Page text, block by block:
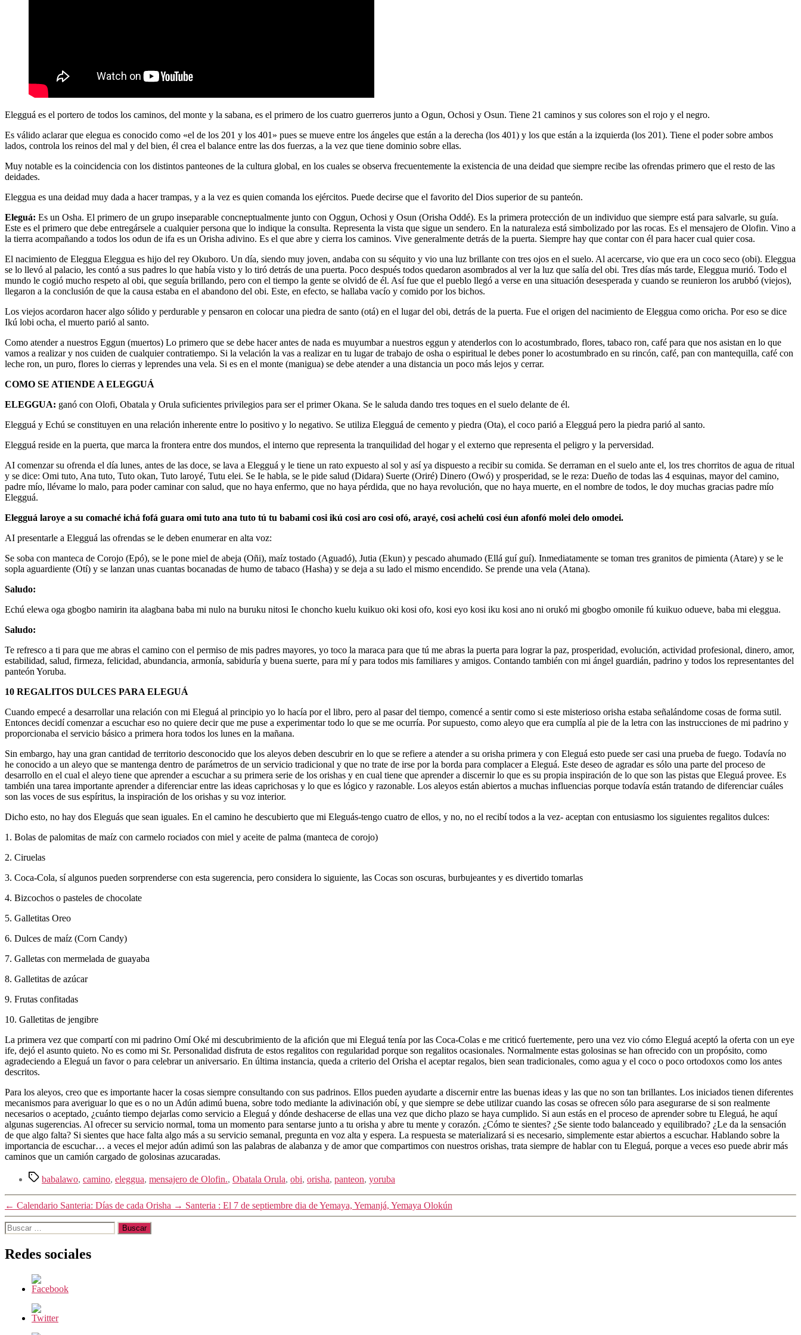
Elegguá es el portero de todos los caminos, del monte y la sabana, es el primero de los cuatro guerreros junto a Ogun, Ochosi y Osun. Tiene 21 caminos y sus colores son el rojo y el negro.
Es válido aclarar que elegua es conocido como «el de los 201 y los 401» pues se mueve entre los ángeles que están a la derecha (los 401) y los que están a la izquierda (los 201). Tiene el poder sobre ambos
lados, controla los reinos del mal y del bien, él crea el balance entre las dos fuerzas, a la vez que tiene dominio sobre ellas.
Muy notable es la coincidencia con los distintos panteones de la cultura global, en los cuales se observa frecuentemente la existencia de una deidad que siempre recibe las ofrendas primero que el resto de las
deidades.
Eleggua es una deidad muy dada a hacer trampas, y a la vez es quien comanda los ejércitos. Puede decirse que el favorito del Dios superior de su panteón.
Eleguá: Es un Osha. El primero de un grupo inseparable concneptualmente junto con Oggun, Ochosi y Osun (Orisha Oddé). Es la primera protección de un individuo que siempre está para salvarle, su guía.
Este es el primero que debe entregársele a cualquier persona que lo indique la consulta. Representa la vista que sigue un sendero. En la naturaleza está simbolizado por las rocas. Es el mensajero de Olofin. Vino a
la tierra acompañando a todos los odun de ifa es un Orisha adivino. Es el que abre y cierra los caminos. Vive generalmente detrás de la puerta. Siempre hay que contar con él para hacer cual quier cosa.
El nacimiento de Eleggua Eleggua es hijo del rey Okuboro. Un día, siendo muy joven, andaba con su séquito y vio una luz brillante con tres ojos en el suelo. Al acercarse, vio que era un coco seco (obi). Eleggua
se lo llevó al palacio, les contó a sus padres lo que había visto y lo tiró detrás de una puerta. Poco después todos quedaron asombrados al ver la luz que salía del obi. Tres días más tarde, Eleggua murió. Todo el
mundo le cogió mucho respeto al obi, que seguía brillando, pero con el tiempo la gente se olvidó de él. Así fue que el pueblo llegó a verse en una situación desesperada y cuando se reunieron los arubbó (viejos),
llegaron a la conclusión de que la causa estaba en el abandono del obi. Este, en efecto, se hallaba vacío y comido por los bichos.
Los viejos acordaron hacer algo sólido y perdurable y pensaron en colocar una piedra de santo (otá) en el lugar del obi, detrás de la puerta. Fue el origen del nacimiento de Eleggua como oricha. Por eso se dice
Ikú lobi ocha, el muerto parió al santo.
Como atender a nuestros Eggun (muertos) Lo primero que se debe hacer antes de nada es muyumbar a nuestros eggun y atenderlos con lo acostumbrado, flores, tabaco ron, café para que nos asistan en lo que
vamos a realizar y nos cuiden de cualquier contratiempo. Si la velación la vas a realizar en tu lugar de trabajo de osha o espiritual le debes poner lo acostumbrado en su rincón, café, pan con mantequilla, café con
leche ron, un puro, flores lo cierras y leprendes una vela. Si es en el monte (manigua) se debe atender a una distancia un poco más lejos y cerrar.
COMO SE ATIENDE A ELEGGUÁ
ELEGGUA: ganó con Olofi, Obatala y Orula suficientes privilegios para ser el primer Okana. Se le saluda dando tres toques en el suelo delante de él.
Elegguá y Echú se constituyen en una relación inherente entre lo positivo y lo negativo. Se utiliza Elegguá de cemento y piedra (Ota), el coco parió a Elegguá pero la piedra parió al santo.
Elegguá reside en la puerta, que marca la frontera entre dos mundos, el interno que representa la tranquilidad del hogar y el externo que representa el peligro y la perversidad.
AI comenzar su ofrenda el día lunes, antes de las doce, se lava a Elegguá y le tiene un rato expuesto al sol y así ya dispuesto a recibir su comida. Se derraman en el suelo ante el, los tres chorritos de agua de ritual
y se dice: Omi tuto, Ana tuto, Tuto okan, Tuto laroyé, Tutu elei. Se Ie habla, se le pide salud (Didara) Suerte (Oriré) Dinero (Owó) y prosperidad, se le reza: Dueño de todas las 4 esquinas, mayor del camino,
padre mío, llévame lo malo, para poder caminar con salud, que no haya enfermo, que no haya pérdida, que no haya revolución, que no haya muerte, en el nombre de todos, le doy muchas gracias padre mío
Elegguá.
Elegguá laroye a su comaché ichá fofá guara omi tuto ana tuto tú tu babami cosi ikú cosi aro cosi ofó, arayé, cosi achelú cosi éun afonfó molei delo omodei.
AI presentarle a Elegguá las ofrendas se le deben enumerar en alta voz:
Se soba con manteca de Corojo (Epó), se le pone miel de abeja (Oñi), maíz tostado (Aguadó), Jutia (Ekun) y pescado ahumado (Ellá guí guí). Inmediatamente se toman tres granitos de pimienta (Atare) y se le
sopla aguardiente (Otí) y se lanzan unas cuantas bocanadas de humo de tabaco (Hasha) y se deja a su lado el mismo encendido. Se prende una vela (Atana).
Saludo:
Echú elewa oga gbogbo namirin ita alagbana baba mi nulo na buruku nitosi Ie choncho kuelu kuikuo oki kosi ofo, kosi eyo kosi iku kosi ano ni orukó mi gbogbo omonile fú kuikuo odueve, baba mi eleggua.
Saludo:
Te refresco a ti para que me abras el camino con el permiso de mis padres mayores, yo toco la maraca para que tú me abras la puerta para lograr la paz, prosperidad, evolución, actividad profesional, dinero, amor,
estabilidad, salud, firmeza, felicidad, abundancia, armonía, sabiduría y buena suerte, para mí y para todos mis familiares y amigos. Contando también con mi ángel guardián, padrino y todos los representantes del
panteón Yoruba.
10 REGALITOS DULCES PARA ELEGUÁ
Cuando empecé a desarrollar una relación con mi Eleguá al principio yo lo hacía por el libro, pero al pasar del tiempo, comencé a sentir como si este misterioso orisha estaba señalándome cosas de forma sutil.
Entonces decidí comenzar a escuchar eso no quiere decir que me puse a experimentar todo lo que se me ocurría. Por supuesto, como aleyo que era cumplía al pie de la letra con las instrucciones de mi padrino y
proporcionaba el servicio básico a primera hora todos los lunes en la mañana.
Sin embargo, hay una gran cantidad de territorio desconocido que los aleyos deben descubrir en lo que se refiere a atender a su orisha primera y con Eleguá esto puede ser casi una prueba de fuego. Todavía no
he conocido a un aleyo que se mantenga dentro de parámetros de un servicio tradicional y que no trate de irse por la borda para complacer a Eleguá. Este deseo de agradar es sólo una parte del proceso de
desarrollo en el cual el aleyo tiene que aprender a escuchar a su primera serie de los orishas y en cual tiene que aprender a discernir lo que es su propia inspiración de lo que son las pistas que Eleguá provee. Es
también una tarea importante aprender a diferenciar entre las ideas caprichosas y lo que es lógico y razonable. Los aleyos están abiertos a muchas influencias porque todavía están tratando de diferenciar cuáles
son las voces de sus espíritus, la inspiración de los orishas y su voz interior.
Dicho esto, no hay dos Eleguás que sean iguales. En el camino he descubierto que mi Eleguás-tengo cuatro de ellos, y no, no el recibí todos a la vez- aceptan con entusiasmo los siguientes regalitos dulces:
1. Bolas de palomitas de maíz con carmelo rociados con miel y aceite de palma (manteca de corojo)
2. Ciruelas
3. Coca-Cola, sí algunos pueden sorprenderse con esta sugerencia, pero considera lo siguiente, las Cocas son oscuras, burbujeantes y es divertido tomarlas
4. Bizcochos o pasteles de chocolate
5. Galletitas Oreo
6. Dulces de maíz (Corn Candy)
7. Galletas con mermelada de guayaba
8. Galletitas de azúcar
9. Frutas confitadas
10. Galletitas de jengibre
La primera vez que compartí con mi padrino Omí Oké mi descubrimiento de la afición que mi Eleguá tenía por las Coca-Colas e me criticó fuertemente, pero una vez vio cómo Eleguá aceptó la oferta con un eye
ife, dejó el asunto quieto. No es como mi Sr. Personalidad disfruta de estos regalitos con regularidad porque son regalitos ocasionales. Normalmente estas golosinas se han ofrecido con un propósito, como
agradeciendo a Eleguá un favor o para celebrar un aniversario. En última instancia, queda a criterio del Orisha el aceptar regalos, bien sean tradicionales, como agua y el coco o poco ortodoxos como los antes
descritos.
Para los aleyos, creo que es importante hacer la cosas siempre consultando con sus padrinos. Ellos pueden ayudarte a discernir entre las buenas ideas y las que no son tan brillantes. Los iniciados tienen diferentes
mecanismos para averiguar lo que es o no un Adún adimú buena, sobre todo mediante la adivinación obí, y que siempre se debe utilizar cuando las cosas se ofrecen sólo para asegurarse de si son realmente
necesarios o aceptado, ¿cuánto tiempo dejarlas como servicio a Eleguá y dónde deshacerse de ellas una vez que dicho plazo se haya cumplido. Si aun estás en el proceso de aprender sobre tu Eleguá, he aquí
algunas sugerencias. Al ofrecer su servicio normal, toma un momento para sentarse junto a tu orisha y abre tu mente y corazón. ¿Cómo te sientes? ¿Se siente todo balanceado y equilibrado? ¿Le da la sensación
de que algo falta? Si sientes que hace falta algo más a su servicio semanal, pregunta en voz alta y espera. La respuesta se materializará si es necesario, simplemente estar abiertos a escuchar. Hablando sobre la
importancia de escuchar… a veces el mejor adún adimú son las palabras de alabanza y de amor que compartimos con nuestros orishas, trata siempre de hablar con tu Eleguá, porque a veces eso puede abrir más
caminos que un camión cargado de golosinas azucaradas.
Etiquetas
babalawo, camino, eleggua, mensajero de Olofin., Obatala Orula, obi, orisha, panteon, yoruba
← Calendario Santeria: Días de cada Orisha → Santeria : El 7 de septiembre dia de Yemaya, Yemanjá, Yemaya Olokún
Buscar:
Redes sociales